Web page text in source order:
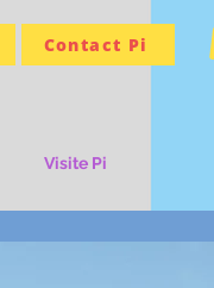
Contact Pi
Visite Pi